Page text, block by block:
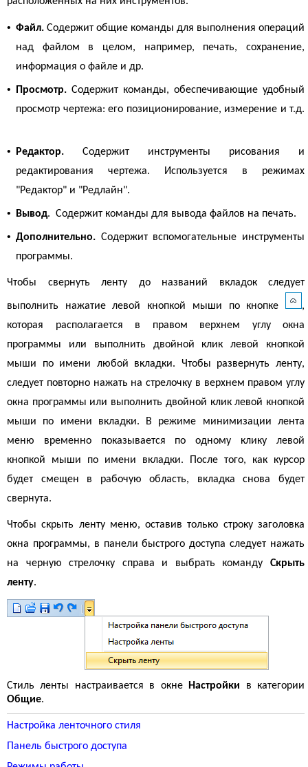
• Файл. Содержит общие команды для выполнения операций
над файлом в целом, например, печать, сохранение,
информация о файле и др.
• Просмотр. Содержит команды, обеспечивающие удобный
просмотр чертежа: его позиционирование, измерение и т.д.
• Редактор. Содержит инструменты рисования и
редактирования чертежа. Используется в режимах
"Редактор" и "Редлайн".
• Вывод. Содержит команды для вывода файлов на печать.
• Дополнительно. Содержит вспомогательные инструменты
программы.
Чтобы свернуть ленту до названий вкладок следует
выполнить нажатие левой кнопкой мыши по кнопке
,
которая располагается в правом верхнем углу окна
программы или выполнить двойной клик левой кнопкой
мыши по имени любой вкладки. Чтобы развернуть ленту,
следует повторно нажать на стрелочку в верхнем правом углу
окна программы или выполнить двойной клик левой кнопкой
мыши по имени вкладки. В режиме минимизации лента
меню временно показывается по одному клику левой
кнопкой мыши по имени вкладки. После того, как курсор
будет смещен в рабочую область, вкладка снова будет
свернута.
Чтобы скрыть ленту меню, оставив только строку заголовка
окна программы, в панели быстрого доступа следует нажать
на черную стрелочку справа и выбрать команду Скрыть
ленту.
Стиль ленты настраивается в окне Настройки в категории
Общие.
Настройка ленточного стиля
Панель быстрого доступа